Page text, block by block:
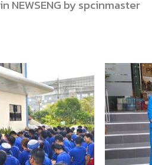
in NEWSENG byspcinmaster